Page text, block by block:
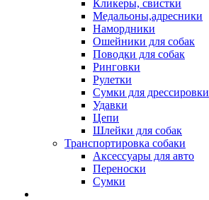
Кликеры, свистки
Медальоны,адресники
Намордники
Ошейники для собак
Поводки для собак
Ринговки
Рулетки
Сумки для дрессировки
Удавки
Цепи
Шлейки для собак
Транспортировка собаки
Аксессуары для авто
Переноски
Сумки